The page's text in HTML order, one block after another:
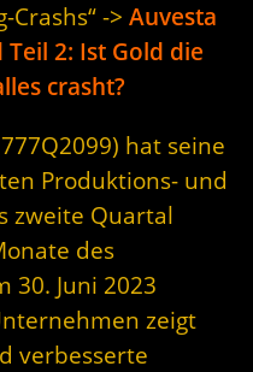
Crashs“ -> Auvesta
2: Ist Gold die
crasht?
hat seine
Produktions- und
zweite Quartal
des
30. Juni 2023
zeigt
verbesserte